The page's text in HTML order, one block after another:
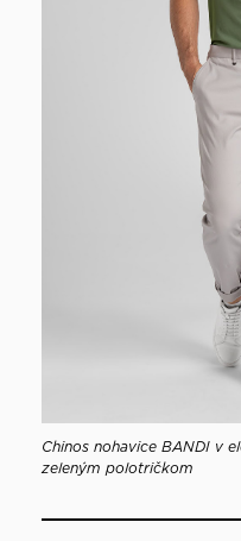
Chinos nohavice BANDI v
zeleným polotričkom